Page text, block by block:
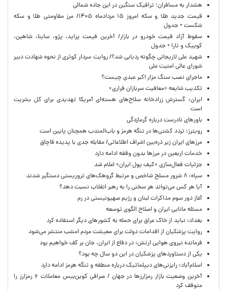
هشدار به مسافران؛ ترافیک سنگین در این جاده شمالی
قیمت جدید طلا و سکه امروز ۱۵ مردادماه ۱۴۰۵/ مرز مقاومتی طلا و سکه
شکست + جدول
سقوط آزاد قیمت خودرو در بازار/ آخرین قیمت پراید، پژو، ساینا، شاهین،
کوییک و تارا + جدول
شهید علی لاریجانی چگونه ردیابی شد؟/ روایت سردار کوثری از نحوه شهادت دبیر
شورای عالی امنیت ملی
ماجرای نصب سنگ مزار اکبر عبدی چیست؟
تکذیب شایعه «معافیت سربازان فراری»
ایران: گسترش زرادخانه سلاح‌های هسته‌ای آمریکا تهدیدی برای کل بشریت
است
باورهای نادرست درباره گرمازدگی
رویترز: تردد کشتی‌ها در تنگه هرمز و باب‌المندب همچنان پایین است
مرزهای ایران زیر ذره‌بین اشراف اطلاعاتی/ مقابله جدی با پدیده قاچاق
خدمات اربعین در مرزها بدون وقفه ادامه دارد
جزئیات فعال‌سازی «کیف پول ایران» اعلام شد
سپاه: ۸ شرور مسلح شاخص و مرتبط گروهک‌های تروریستی دستگیر شدند
آیا هر کس می‌تواند هر سخنی را به رهبر انقلاب نسبت دهد؟
آغاز دور سوم مذاکرات لبنان و رژیم صهیونیستی در رم
مسئله مانایی ایران و اصلاح الگوی توسعه
بغداد: نباید از خاک عراق برای حمله به کشورهای دیگر استفاده کرد
روایت پزشکیان از اقدامات دولت برای معیشت مردم امشب منتشر می‌شود
فرمانده نیروی هوایی ارتش: در دفاع از ایران، جان بر کف خواهیم بود
یکی از دستاوردهای پزشکیان در این دو سال چه بود؟
اسلام‌آباد: رایزنی‌های دیپلماتیک درباره منطقه و تنگه هرمز ادامه دارد
آخرین وضعیت بازار رمزارزها در جهان / صرافی کوین‌بیس معاملات ۶ رمزارز را
متوقف کرد